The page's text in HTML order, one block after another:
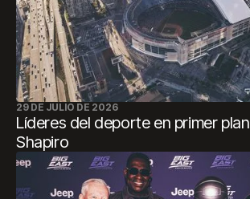
29 DE JULIO DE 2026
Líderes del deporte en primer
Shapiro